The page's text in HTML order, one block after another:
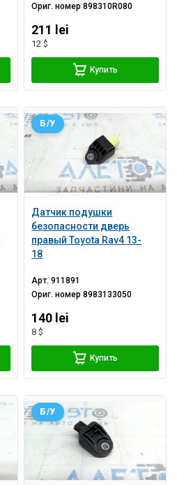
Ориг. номер898310R080
211 lei
12 $
Купить
Датчик подушки
безопасности дверь
правый Toyota Rav4 13-
18
Б/У
Арт.911891
Ориг. номер8983133050
140 lei
8 $
Купить
Б/У